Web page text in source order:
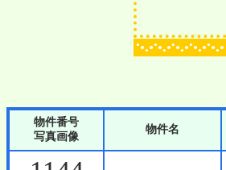
● ●● ●● ●● ●● ●● ●● ●● ●● ●● ●
物件番号
写真画像
物件名